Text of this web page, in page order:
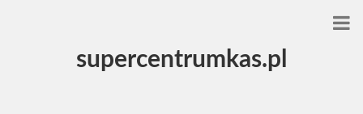
supercentrumkas.pl